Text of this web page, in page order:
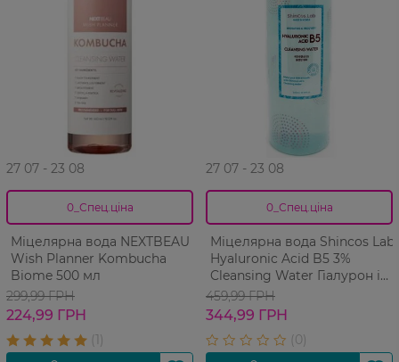
27 07 - 23 08
0_Спец.ціна
Міцелярна вода NEXTBEAU
Wish Planner Kombucha
Biome 500 мл
299,99 ГРН
224,99 ГРН
27 07 - 23 08
0_Спец.ціна
Міцелярна вода Shincos Lab
Hyaluronic Acid B5 3%
Cleansing Water Гіалурон і
вітамін Б5 500 мл
459,99 ГРН
344,99 ГРН